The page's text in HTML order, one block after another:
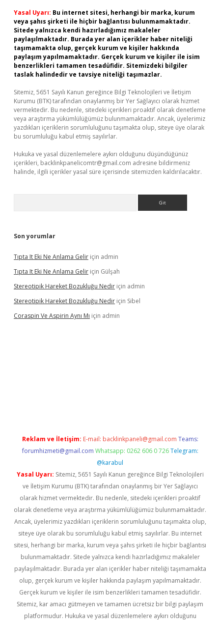
Yasal Uyarı: Bu internet sitesi, herhangi bir marka, kurum
veya şahıs şirketi ile hiçbir bağlantısı bulunmamaktadır.
Sitede yalnızca kendi hazırladığımız makaleler
paylaşılmaktadır. Burada yer alan içerikler haber niteliği
taşımamakta olup, gerçek kurum ve kişiler hakkında
paylaşım yapılmamaktadır. Gerçek kurum ve kişiler ile isim
benzerlikleri tamamen tesadüfidir. Sitemizdeki bilgiler
taslak halindedir ve tavsiye niteliği taşımazlar.
Sitemiz, 5651 Sayılı Kanun gereğince Bilgi Teknolojileri ve İletişim
Kurumu (BTK) tarafından onaylanmış bir Yer Sağlayıcı olarak hizmet
vermektedir. Bu nedenle, sitedeki içerikleri proaktif olarak denetleme
veya araştırma yükümlülüğümüz bulunmamaktadır. Ancak, üyelerimiz
yazdıkları içeriklerin sorumluluğunu taşımakta olup, siteye üye olarak
bu sorumluluğu kabul etmiş sayılırlar.
Hukuka ve yasal düzenlemelere aykırı olduğunu düşündüğünüz
içerikleri, backlinkpanelicomtr@gmail.com adresine bildirmeniz
halinde, ilgili içerikler yasal süre içerisinde sitemizden kaldırılacaktır.
Son yorumlar
Tıpta It Eki Ne Anlama Gelir için admin
Tıpta It Eki Ne Anlama Gelir için Gülşah
Stereotipik Hareket Bozukluğu Nedir için admin
Stereotipik Hareket Bozukluğu Nedir için Sibel
Coraspin Ve Aspirin Aynı Mı için admin
Reklam ve İletişim: E-mail: backlinkpaneli@gmail.com Teams:
forumhizmeti@gmail.com Whatsapp: 0262 606 0 726 Telegram:
@karabul
Yasal Uyarı: Sitemiz, 5651 Sayılı Kanun gereğince Bilgi Teknolojileri
ve İletişim Kurumu (BTK) tarafından onaylanmış bir Yer Sağlayıcı
olarak hizmet vermektedir. Bu nedenle, sitedeki içerikleri proaktif
olarak denetleme veya araştırma yükümlülüğümüz bulunmamaktadır.
Ancak, üyelerimiz yazdıkları içeriklerin sorumluluğunu taşımakta olup,
siteye üye olarak bu sorumluluğu kabul etmiş sayılırlar. Bu internet
sitesi, herhangi bir marka, kurum veya şahıs şirketi ile hiçbir bağlantısı
bulunmamaktadır. Sitede yalnızca kendi hazırladığımız makaleler
paylaşılmaktadır. Burada yer alan içerikler haber niteliği taşımamakta
olup, gerçek kurum ve kişiler hakkında paylaşım yapılmamaktadır.
Gerçek kurum ve kişiler ile isim benzerlikleri tamamen tesadüfidir.
Sitemiz, kar amacı gütmeyen ve tamamen ücretsiz bir bilgi paylaşım
platformudur. Hukuka ve yasal düzenlemelere aykırı olduğunu